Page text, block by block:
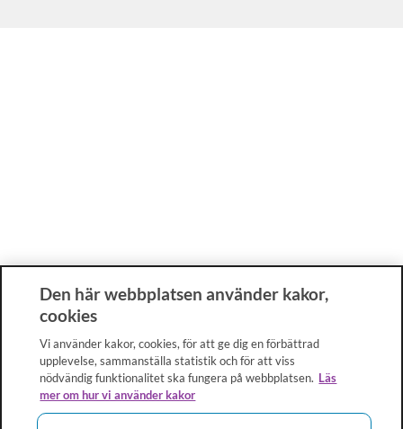
Den här webbplatsen använder kakor,
cookies
Vi använder kakor, cookies, för att ge dig en förbättrad
upplevelse, sammanställa statistik och för att viss
nödvändig funktionalitet ska fungera på webbplatsen. Läs
mer om hur vi använder kakor